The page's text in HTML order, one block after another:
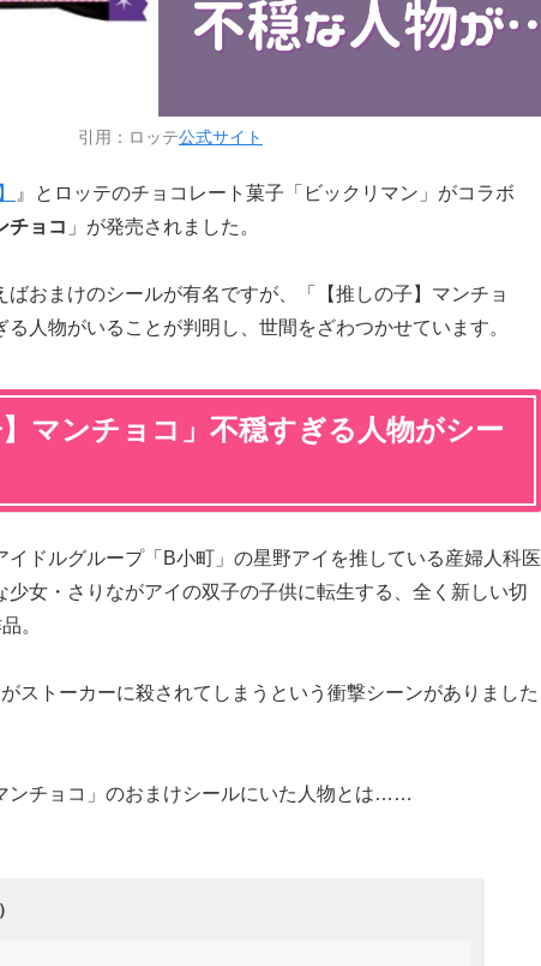
引用：ロッテ公式サイト
』とロッテのチョコレート菓子「ビックリマン」がコラボ
チョコ 」が発売されました。
ばおまけのシールが有名ですが、「【推しの子】マンチョ
る人物がいることが判明し、世間をざわつかせています。
】マンチョコ」不穏すぎる人物がシー
イドルグループ「B小町」の星野アイを推している産婦人科医
少女・さりながアイの双子の子供に転生する、全く新しい切
。
ストーカーに殺されてしまうという衝撃シーンがありました
ンチョコ」のおまけシールにいた人物とは……